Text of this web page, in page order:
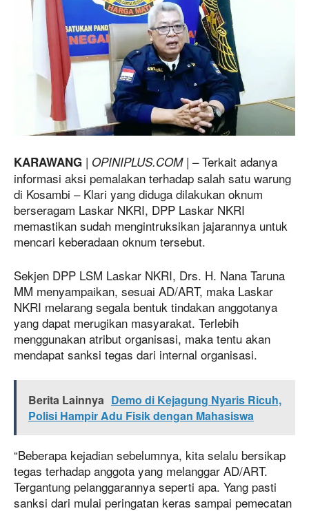
KARAWANG | OPINIPLUS.COM| – Terkait adanya
informasi aksi pemalakan terhadap salah satu warung
di Kosambi – Klari yang diduga dilakukan oknum
berseragam Laskar NKRI, DPP Laskar NKRI
memastikan sudah mengintruksikan jajarannya untuk
mencari keberadaan oknum tersebut.
Sekjen DPP LSM Laskar NKRI, Drs. H. Nana Taruna
MM menyampaikan, sesuai AD/ART, maka Laskar
NKRI melarang segala bentuk tindakan anggotanya
yang dapat merugikan masyarakat. Terlebih
menggunakan atribut organisasi, maka tentu akan
mendapat sanksi tegas dari internal organisasi.
Berita Lainnya Demo di Kejagung Nyaris Ricuh,
Polisi Hampir Adu Fisik dengan Mahasiswa
“Beberapa kejadian sebelumnya, kita selalu bersikap
tegas terhadap anggota yang melanggar AD/ART.
Tergantung pelanggarannya seperti apa. Yang pasti
sanksi dari mulai peringatan keras sampai pemecatan